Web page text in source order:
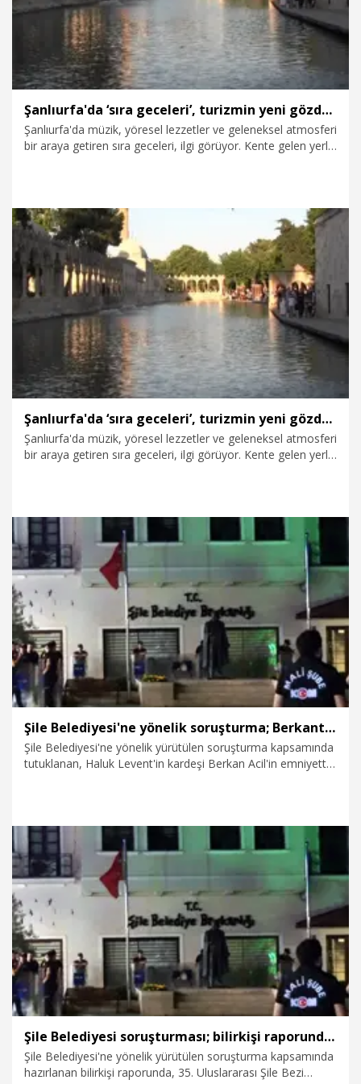
Şanlıurfa'da ‘sıra geceleri’, turizmin yeni gözdesi oldu
Şanlıurfa'da müzik, yöresel lezzetler ve geleneksel atmosferi
bir araya getiren sıra geceleri, ilgi görüyor. Kente gelen yerli
başta olmak üzere kebap çeşitlerini de tatma imkanı
buluyor.
26.07.2026 Video
Şanlıurfa'da ‘sıra geceleri’, turizmin yeni gözdesi oldu
Şanlıurfa'da müzik, yöresel lezzetler ve geleneksel atmosferi
bir araya getiren sıra geceleri, ilgi görüyor. Kente gelen yerli
başta olmak üzere kebap çeşitlerini de tatma imkanı
buluyor.
26.07.2026 Foto Galeri
Şile Belediyesi'ne yönelik soruşturma; Berkant Acil'in ifadesi ortaya çıktı
Şile Belediyesi'ne yönelik yürütülen soruşturma kapsamında
tutuklanan, Haluk Levent'in kardeşi Berkan Acil'in emniyette
yer alan farkın ise sanatçılara Sur Müzik tarafından elden
yapılan ödemelerden kaynaklandığını düşünüyorum. Abim
Haluk Levent, söz konusu 1,5 milyon doların bir gün şirket
hesabında kalmasını, daha sonra da Yeliz Kaya'nın hesabına
gönderilmesini istedi. Ben de bu nedenle gönderdim" dedi.
23.07.2026 Gündem
Şile Belediyesi soruşturması; bilirkişi raporunda Ahbap Derneği detayı
Şile Belediyesi'ne yönelik yürütülen soruşturma kapsamında
hazırlanan bilirkişi raporunda, 35. Uluslararası Şile Bezi